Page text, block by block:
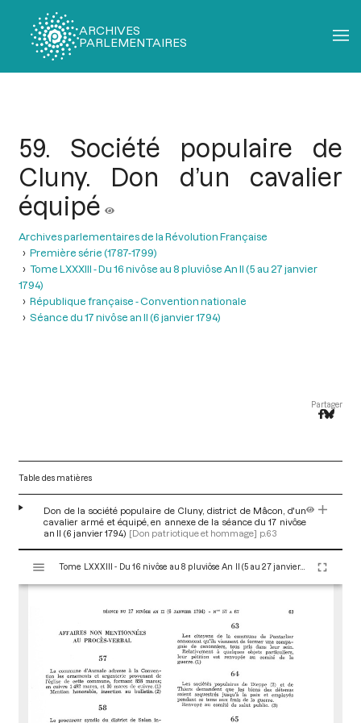
ARCHIVES
PARLEMENTAIRES
59. Société populaire de
Cluny. Don d’un cavalier
équipé
Archives parlementaires de la Révolution Française
Première série (1787-1799)
Tome LXXXIII - Du 16 nivôse au 8 pluviôse An II (5 au 27 janvier
1794)
République française - Convention nationale
Séance du 17 nivôse an II (6 janvier 1794)
Partager
Table des matières
Don de la société populaire de Cluny, district de Mâcon, d'un
cavalier armé et équipé, en annexe de la séance du 17 nivôse
an II (6 janvier 1794) [Don patriotique et hommage] p.63
s